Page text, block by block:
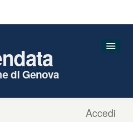
Accedi
di Genova